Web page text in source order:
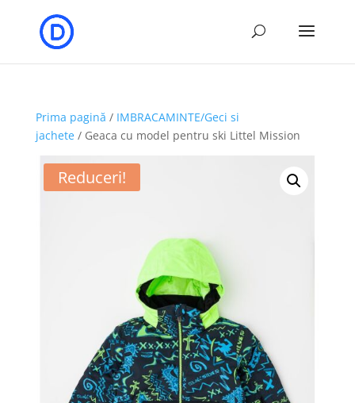
Prima pagină / IMBRACAMINTE/Geci si
jachete/ Geaca cu model pentru ski Littel Mission
Reduceri!